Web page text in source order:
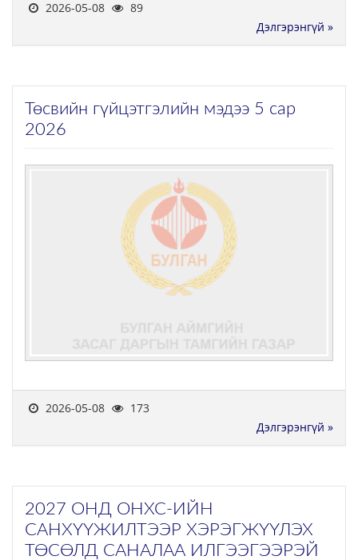
2026-05-08
89
Дэлгэрэнгүй »
Төсвийн гүйцэтгэлийн мэдээ 5 сар
2026
2026-05-08
173
Дэлгэрэнгүй »
2027 ОНД ОНХС-ИЙН
САНХҮҮЖИЛТЭЭР ХЭРЭГЖҮҮЛЭХ
ТӨСӨЛД САНАЛАА ИЛГЭЭГЭЭРЭЙ